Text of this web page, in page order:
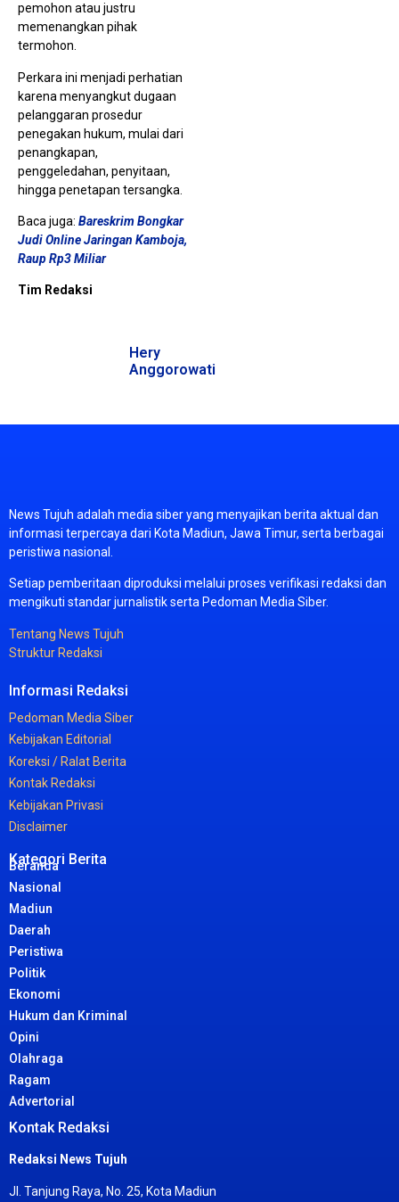
pemohon atau justru
memenangkan pihak
termohon.
Perkara ini menjadi perhatian
karena menyangkut dugaan
pelanggaran prosedur
penegakan hukum, mulai dari
penangkapan,
penggeledahan, penyitaan,
hingga penetapan tersangka.
Baca juga: Bareskrim Bongkar
Judi Online Jaringan Kamboja,
Raup Rp3 Miliar
Tim Redaksi
Hery
Anggorowati
News Tujuh adalah media siberyang menyajikan berita aktual dan
informasi terpercaya dari Kota Madiun, Jawa Timur, serta berbagai
peristiwa nasional.
Setiap pemberitaan diproduksi melalui proses verifikasi redaksi dan
mengikuti standarjurnalistikserta Pedoman MediaSiber.
Tentang News Tujuh
StrukturRedaksi
Informasi Redaksi
Pedoman Media Siber
Kebijakan Editorial
Koreksi / Ralat Berita
Kontak Redaksi
Kebijakan Privasi
Disclaimer
Kategori Berita
Beranda
Nasional
Madiun
Daerah
Peristiwa
Politik
Ekonomi
Hukum dan Kriminal
Opini
Olahraga
Ragam
Advertorial
Kontak Redaksi
Redaksi News Tujuh
Jl. Tanjung Raya, No. 25, Kota Madiun